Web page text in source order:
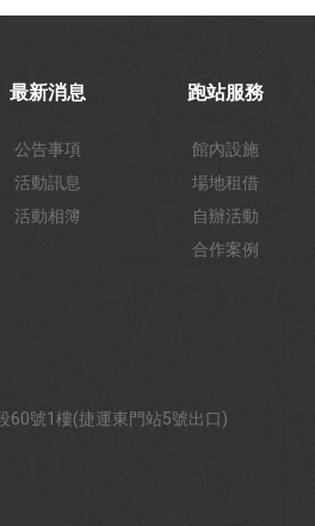
最新消息
公告事項
活動訊息
活動相簿
跑站服務
館內設施
場地租借
自辦活動
合作案例
60號1樓(捷運東門站5號出口)